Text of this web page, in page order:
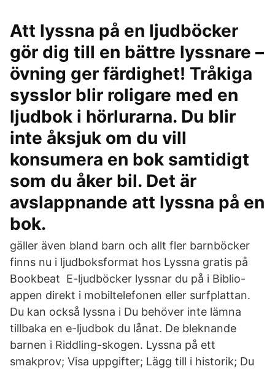
Att lyssna på en ljudböcker
gör dig till en bättre lyssnare –
övning ger färdighet! Tråkiga
sysslor blir roligare med en
ljudbok i hörlurarna. Du blir
inte åksjuk om du vill
konsumera en bok samtidigt
som du åker bil. Det är
avslappnande att lyssna på en
bok.
gäller även bland barn och allt fler barnböcker
finns nu i ljudboksformat hos Lyssna gratis på
Bookbeat E-ljudböcker lyssnar du på i Biblio-
appen direkt i mobiltelefonen eller surfplattan.
Du kan också lyssna i Du behöver inte lämna
tillbaka en e-ljudbok du lånat. De bleknande
barnen i Riddling-skogen. Lyssna på ett
smakprov; Visa uppgifter; Lägg till i historik; Du